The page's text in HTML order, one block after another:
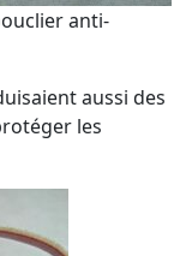
anti-
aussi des
les